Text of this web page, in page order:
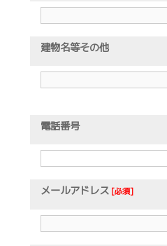
建物名等その他
電話番号
メールアドレス[必須]